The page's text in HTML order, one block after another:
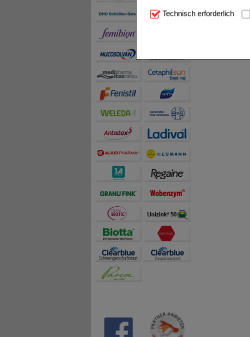
Technisch Notwendig:
notwendig sind (z.B.
Diese Cookies
beispielsweise für die
Statistik & Tracking:
sammeln, mit deren Hilfe wir
auch die Werbung auf
teilweise an Dritte wie z.B.
Technisch erforderlich